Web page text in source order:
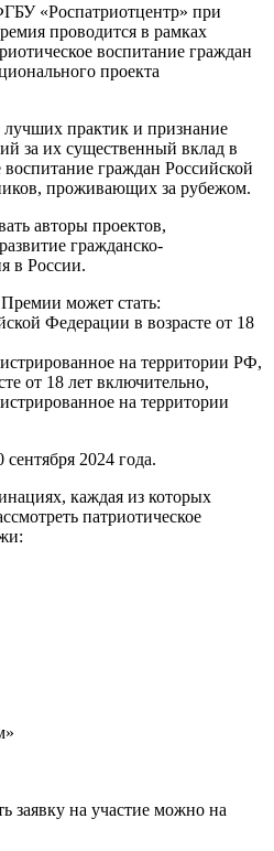
«Роспатриотцентр» при
проводится в рамках
воспитание граждан
проекта
практик и признание
за их существенный вклад в
воспитание граждан Российской
проживающих за рубежом.
авторы проектов,
гражданско-
в России.
может стать:
Федерации в возрасте от 18
на территории РФ,
от 18 лет включительно,
на территории
2024 года.
каждая из которых
патриотическое
заявку на участие можно на